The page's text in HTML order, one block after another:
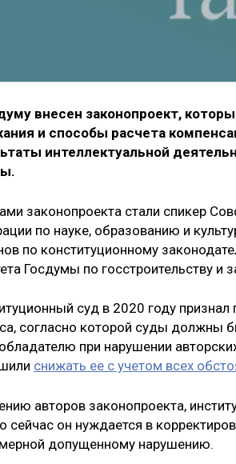
внесен законопроект,
и способы расчета
интеллектуальной
законопроекта стали спикер
по науке, образованию и
по конституционному
Госдумы по госстроительству и
суд в 2020 году
согласно которой суды должны
при нарушении
снижать ее с учетом всех
авторов законопроекта,
сейчас он нуждается в
допущенному нарушению.